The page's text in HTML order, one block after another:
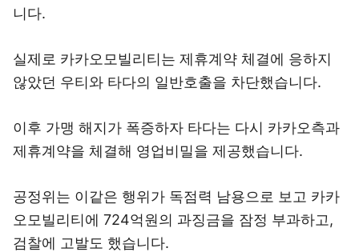
니다.
실제로 카카오모빌리티는 제휴계약 체결에 응하지
않았던 우티와 타다의 일반호출을 차단했습니다.
이후 가맹 해지가 폭증하자 타다는 다시 카카오측과
제휴계약을 체결해 영업비밀을 제공했습니다.
공정위는 이같은 행위가 독점력 남용으로 보고 카카
오모빌리티에 724억원의 과징금을 잠정 부과하고,
검찰에 고발도 했습니다.